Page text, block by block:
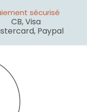
sécurisé
CB, Visa
Paypal